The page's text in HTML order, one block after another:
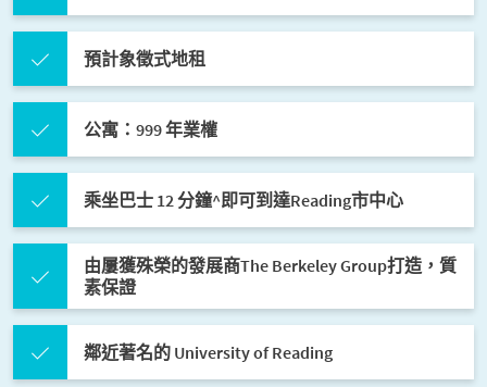
預計象徵式地租
公寓：999 年業權
乘坐巴士 12 分鐘^即可到達Reading市中心
由屢獲殊榮的發展商The Berkeley Group打造，質
素保證
鄰近著名的 University of Reading